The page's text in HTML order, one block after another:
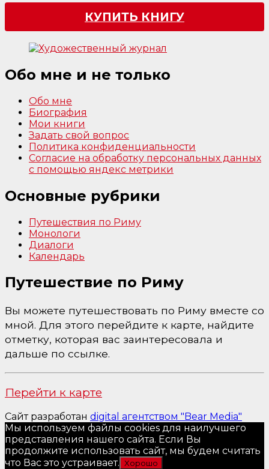
КУПИТЬ КНИГУ
Обо мне и не только
Обо мне
Биография
Мои книги
Задать свой вопрос
Политика конфиденциальности
Согласие на обработку персональных данных
с помощью яндекс метрики
Основные рубрики
Путешествия по Риму
Монологи
Диалоги
Календарь
Путешествие по Риму
Вы можете путешествовать по Риму вместе со
мной. Для этого перейдите к карте, найдите
отметку, которая вас заинтересовала и
дальше по ссылке.
Перейти к карте
Сайт разработан digital агентством "Bear Media"
Мы используем файлы cookies для наилучшего
представления нашего сайта. Если Вы
продолжите использовать сайт, мы будем считать
что Вас это устраивает. Хорошо